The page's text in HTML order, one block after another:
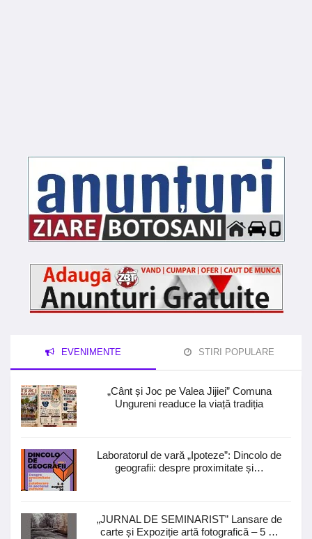
EVENIMENTE STIRI POPULARE
„Cânt și Joc pe Valea Jijiei” Comuna
Ungureni readuce la viață tradiția
Laboratorul de vară „Ipoteze”: Dincolo de
geografii: despre proximitate și…
„JURNAL DE SEMINARIST” Lansare de
carte și Expoziție artă fotografică – 5 …